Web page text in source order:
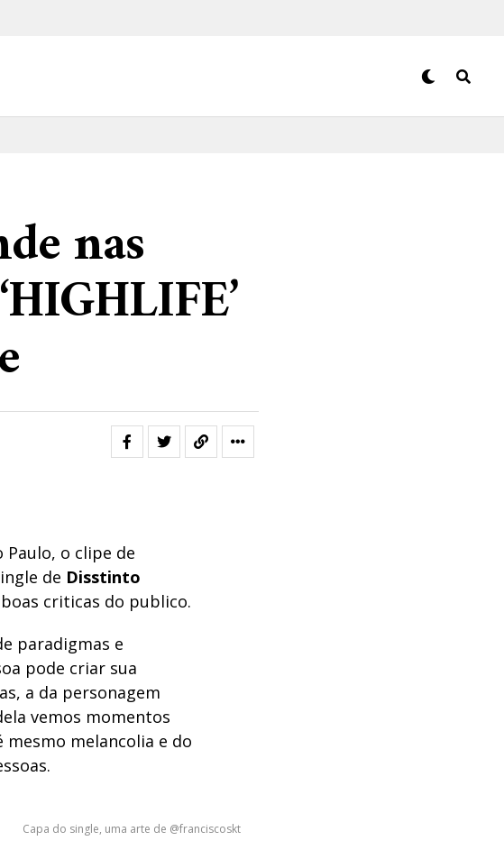
nas
Paulo, o clipe de
de Disstinto
criticas do publico.
paradigmas e
pode criar sua
a da personagem
vemos momentos
melancolia e do
Capa do single, uma arte de @franciscoskt